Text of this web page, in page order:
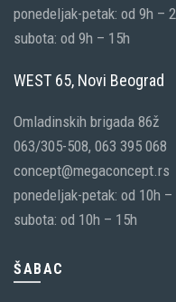
ponedeljak-petak: od 9h –
subota: od 9h – 15h
WEST 65, Novi Beograd
Omladinskih brigada 86ž
063/305-508, 063 395 068
concept@megaconcept.rs
ponedeljak-petak: od 10h –
subota: od 10h – 15h
ŠABAC